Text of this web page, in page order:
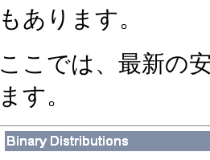
もあります。
ここでは、最新の
ます。